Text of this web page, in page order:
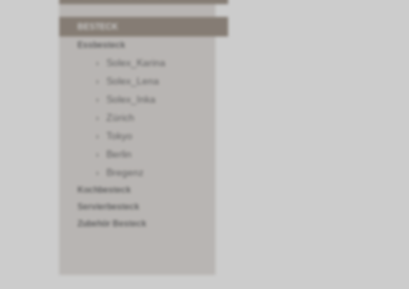
Essbesteck
Solex_Karina
Solex_Lena
Solex_Inka
Zürich
Tokyo
Berlin
Bregenz
Kochbesteck
Servierbesteck
Zubehör Besteck